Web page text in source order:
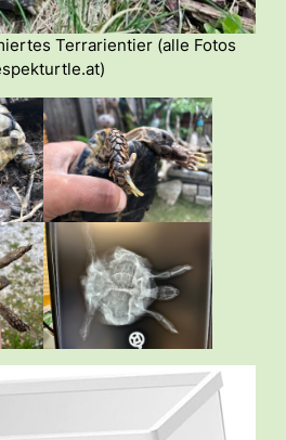
Terrarientier (alle Fotos